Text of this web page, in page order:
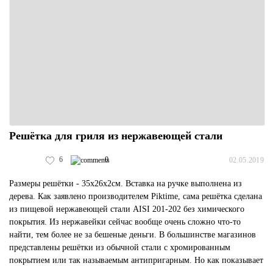
Решётка для гриля из нержавеющей стали
6 0 02.05.2019
Размеры решётки - 35х26х2см. Вставка на ручке выполнена из
дерева. Как заявлено производителем Piktime, сама решётка сделана
из пищевой нержавеющей стали AISI 201-202 без химического
покрытия. Из нержавейки сейчас вообще очень сложно что-то
найти, тем более не за бешеные деньги. В большинстве магазинов
представлены решётки из обычной стали с хромированным
покрытием или так называемым антипригарным. Но как показывает